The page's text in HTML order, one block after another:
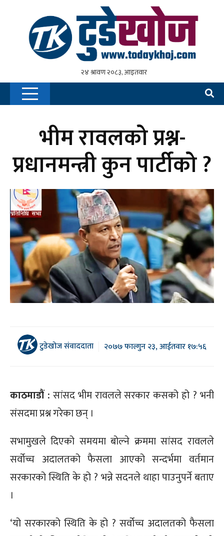
भीम रावलको प्रश्न-
प्रधानमन्त्री कुन पार्टीको ?
टुडेखोज संवाददाता २०७७ फाल्गुन २३, आईतवार १७:५६
काठमाडौं : सांसद भीम रावलले सरकार कसको हो ? भनी
संसदमा प्रश्न गरेका छन् ।
सभामुखले दिएको समयमा बोल्ने क्रममा सांसद रावलले
सर्वोच्च अदालतको फैसला आएको सन्दर्भमा वर्तमान
सरकारको स्थिति के हो ? भन्ने सदनले थाहा पाउनुपर्ने बताए
।
‘यो सरकारको स्थिति के हो ? सर्वोच्च अदालतको फैसला